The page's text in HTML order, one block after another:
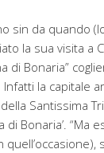
sin da quando
la sua visita a
di Bonaria”
la capitale
della Santissima
di Bonaria’. “Ma